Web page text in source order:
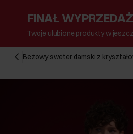
FINAŁ
Twoje ulubione produkty w
Beżowy sweter damski z